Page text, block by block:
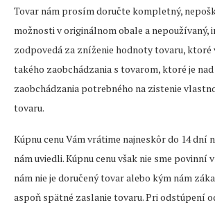
Tovar nám prosím doručte kompletný,
možnosti v originálnom obale a nepoužívaný,
zodpovedá za zníženie hodnoty tovaru,
takého zaobchádzania s tovarom, ktoré je
zaobchádzania potrebného na zistenie
tovaru.
Kúpnu cenu Vám vrátime najneskôr do 14 dní
nám uviedli. Kúpnu cenu však nie sme povinní
nám nie je doručený tovar alebo kým nám
aspoň spätné zaslanie tovaru. Pri odstúpení